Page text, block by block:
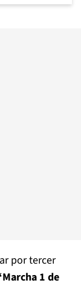
por tercer
1 de